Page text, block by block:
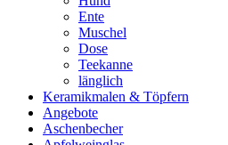
Ente
Muschel
Dose
Teekanne
länglich
Keramikmalen & Töpfern
Angebote
Aschenbecher